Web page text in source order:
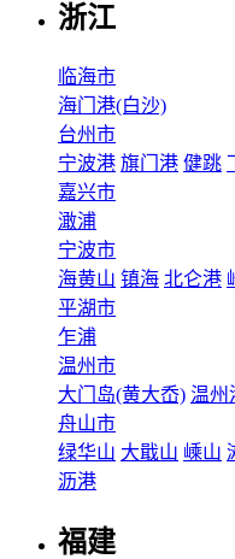
浙江
临海市
海门港(白沙)
台州市
宁波港 旗门港 健跳
嘉兴市
澉浦
宁波市
海黄山 镇海 北仑港
平湖市
乍浦
温州市
大门岛(黄大岙) 温州
舟山市
绿华山 大戢山 嵊山
沥港
福建